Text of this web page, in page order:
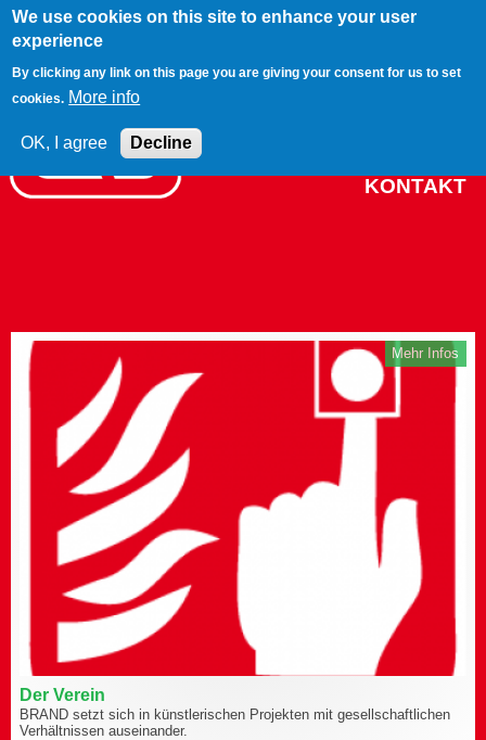
We use cookies on this site to enhance your user
experience
By clicking any link on this page you are giving your consent for us to set
cookies. More info
OK, I agree Decline
Jump to navigation
BRAND
KONTAKT
Mehr Infos
Der Verein
BRAND setzt sich in künstlerischen Projekten mit gesellschaftlichen
Verhältnissen auseinander.
Seiten